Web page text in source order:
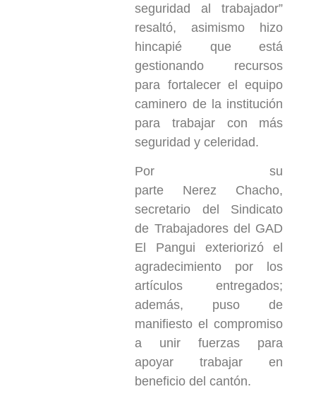
seguridad al trabajador”
resaltó, asimismo hizo
hincapié que está
gestionando recursos
para fortalecer el equipo
caminero de la institución
para trabajar con más
seguridad y celeridad.
Por su
parte Nerez Chacho,
secretario del Sindicato
de Trabajadores del GAD
El Pangui exteriorizó el
agradecimiento por los
artículos entregados;
además, puso de
manifiesto el compromiso
a unir fuerzas para
apoyar trabajar en
beneficio del cantón.